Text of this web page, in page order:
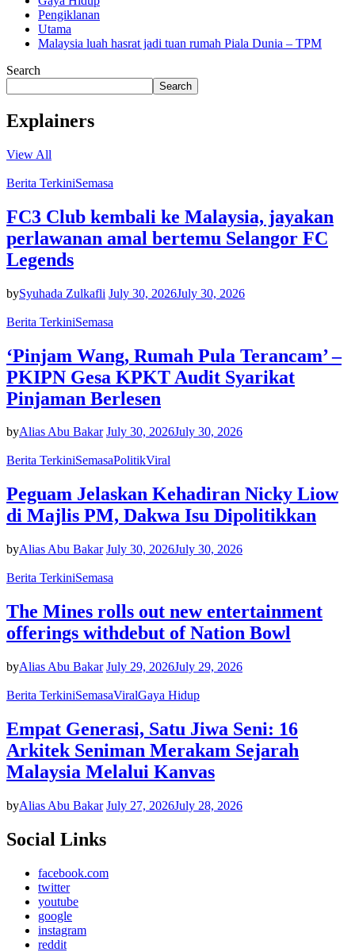
Pengiklanan
Utama
Malaysia luah hasrat jadi tuan rumah Piala Dunia – TPM
Search
Search
Explainers
View All
Berita TerkiniSemasa
FC3 Club kembali ke Malaysia, jayakan
perlawanan amal bertemu Selangor FC
Legends
bySyuhada Zulkafli July 30, 2026July 30, 2026
Berita TerkiniSemasa
‘Pinjam Wang, Rumah Pula Terancam’ –
PKIPN Gesa KPKT Audit Syarikat
Pinjaman Berlesen
byAlias Abu Bakar July 30, 2026July 30, 2026
Berita TerkiniSemasaPolitikViral
Peguam Jelaskan Kehadiran Nicky Liow
di Majlis PM, Dakwa Isu Dipolitikkan
byAlias Abu Bakar July 30, 2026July 30, 2026
Berita TerkiniSemasa
The Mines rolls out new entertainment
offerings withdebut of Nation Bowl
byAlias Abu Bakar July 29, 2026July 29, 2026
Berita TerkiniSemasaViralGaya Hidup
Empat Generasi, Satu Jiwa Seni: 16
Arkitek Seniman Merakam Sejarah
Malaysia Melalui Kanvas
byAlias Abu Bakar July 27, 2026July 28, 2026
Social Links
facebook.com
twitter
youtube
google
instagram
reddit